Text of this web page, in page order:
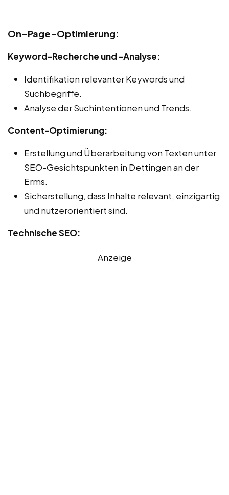
On-Page-Optimierung:
Keyword-Recherche und -Analyse:
Identifikation relevanter Keywords und
Suchbegriffe.
Analyse der Suchintentionen und Trends.
Content-Optimierung:
Erstellung und Überarbeitung von Texten unter
SEO-Gesichtspunkten in Dettingen an der
Erms.
Sicherstellung, dass Inhalte relevant, einzigartig
und nutzerorientiert sind.
Technische SEO:
Anzeige